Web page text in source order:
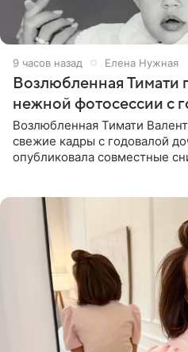
9 часов назад Елена Нужная
Возлюбленная Тимати
нежной фотосессии с
Возлюбленная Тимати
свежие кадры с годовалой
опубликовала совместные